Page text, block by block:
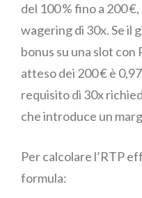
del 100 % fino a 200
wagering di 30x. Se il
bonus su una slot con
atteso dei 200 € è
requisito di 30x
che introduce un
Per calcolare l’RTP
formula: